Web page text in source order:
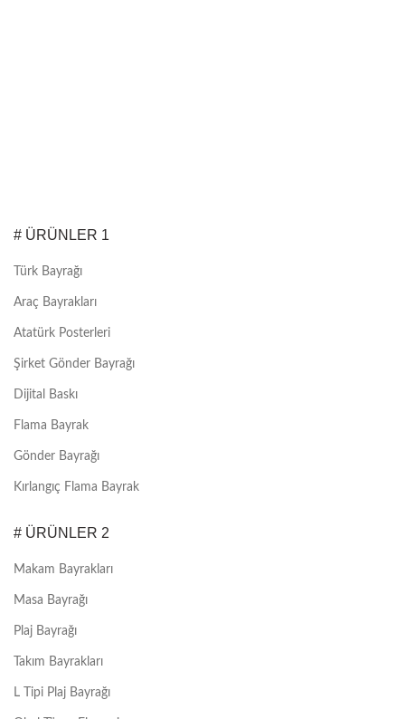
# ÜRÜNLER 1
Türk Bayrağı
Araç Bayrakları
Atatürk Posterleri
Şirket Gönder Bayrağı
Dijital Baskı
Flama Bayrak
Gönder Bayrağı
Kırlangıç Flama Bayrak
# ÜRÜNLER 2
Makam Bayrakları
Masa Bayrağı
Plaj Bayrağı
Takım Bayrakları
L Tipi Plaj Bayrağı